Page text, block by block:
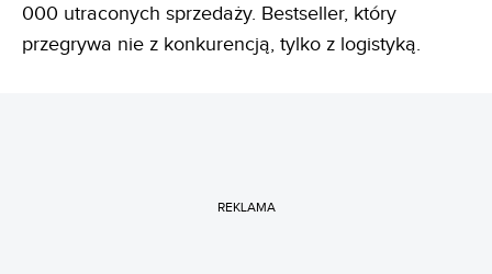
000 utraconych sprzedaży. Bestseller, który
przegrywa nie z konkurencją, tylko z logistyką.
REKLAMA